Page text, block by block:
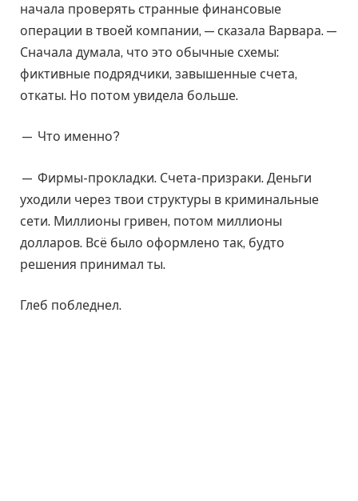
начала проверять странные финансовые
операции в твоей компании, — сказала Варвара. —
Сначала думала, что это обычные схемы:
фиктивные подрядчики, завышенные счета,
откаты. Но потом увидела больше.
— Что именно?
— Фирмы-прокладки. Счета-призраки. Деньги
уходили через твои структуры в криминальные
сети. Миллионы гривен, потом миллионы
долларов. Всё было оформлено так, будто
решения принимал ты.
Глеб побледнел.